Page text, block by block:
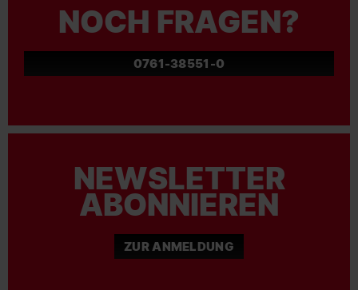
NOCH FRAGEN?
0761-38551-0
NEWSLETTER
ABONNIEREN
ZUR ANMELDUNG